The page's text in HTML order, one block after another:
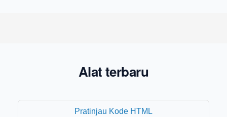
Alat terbaru
Pratinjau Kode HTML